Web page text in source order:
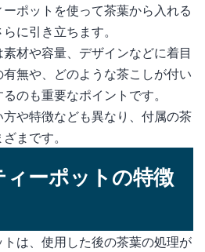
ポットを使って茶葉から入れる
に引き立ちます。
材や容量、デザインなどに着目
無や、どのような茶こしが付い
のも重要なポイントです。
や特徴なども異なり、付属の茶
まです。
ーポットの特徴
は、使用した後の茶葉の処理が